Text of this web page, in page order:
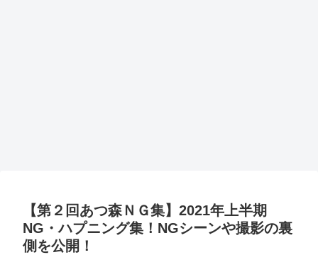
【第２回あつ森ＮＧ集】2021年上半期
NG・ハプニング集！NGシーンや撮影の裏
側を公開！